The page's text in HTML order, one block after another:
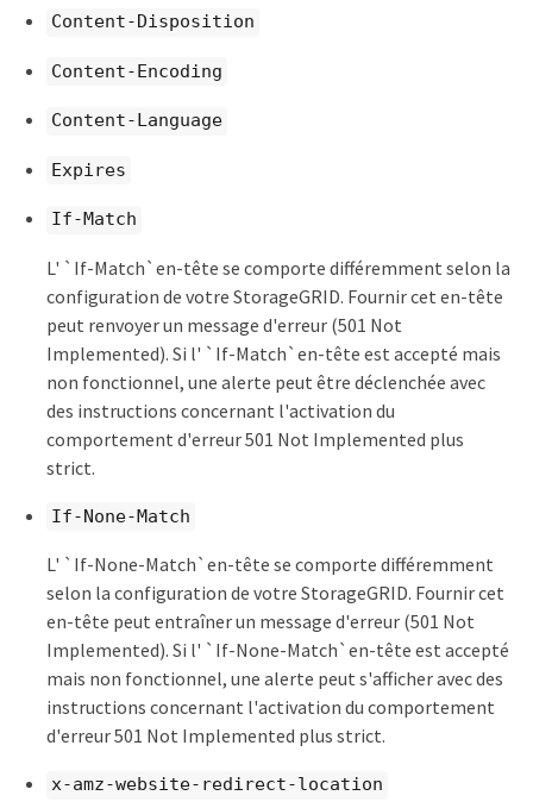
Content-Disposition
Content-Encoding
Content-Language
Expires
If-Match
L' `If-Match`en-tête se comporte différemment selon la
configuration de votre StorageGRID. Fournir cet en-tête
peut renvoyer un message d'erreur (501 Not
Implemented). Si l' `If-Match`en-tête est accepté mais
non fonctionnel, une alerte peut être déclenchée avec
des instructions concernant l'activation du
comportement d'erreur 501 Not Implemented plus
strict.
If-None-Match
L' `If-None-Match`en-tête se comporte différemment
selon la configuration de votre StorageGRID. Fournir cet
en-tête peut entraîner un message d'erreur (501 Not
Implemented). Si l' `If-None-Match`en-tête est accepté
mais non fonctionnel, une alerte peut s'afficher avec des
instructions concernant l'activation du comportement
d'erreur 501 Not Implemented plus strict.
x-amz-website-redirect-location